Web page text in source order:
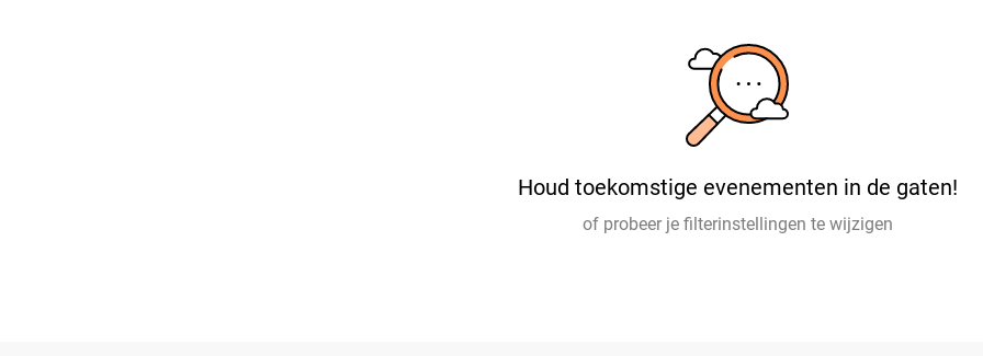
Houd toekomstige evenementen in de gaten!
of probeer je filterinstellingen te wijzigen